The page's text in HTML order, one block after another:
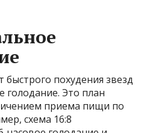
быстрого похудения звезд
голодание. Это план
приема пищи по
схема 16:8